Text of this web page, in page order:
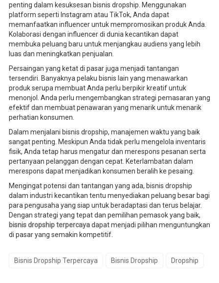
penting dalam kesuksesan bisnis dropship. Menggunakan
platform seperti Instagram atau TikTok, Anda dapat
memanfaatkan influencer untuk mempromosikan produk Anda.
Kolaborasi dengan influencer di dunia kecantikan dapat
membuka peluang baru untuk menjangkau audiens yang lebih
luas dan meningkatkan penjualan.
Persaingan yang ketat di pasar juga menjadi tantangan
tersendiri. Banyaknya pelaku bisnis lain yang menawarkan
produk serupa membuat Anda perlu berpikir kreatif untuk
menonjol. Anda perlu mengembangkan strategi pemasaran yang
efektif dan membuat penawaran yang menarik untuk menarik
perhatian konsumen.
Dalam menjalani bisnis dropship, manajemen waktu yang baik
sangat penting. Meskipun Anda tidak perlu mengelola inventaris
fisik, Anda tetap harus mengatur dan merespons pesanan serta
pertanyaan pelanggan dengan cepat. Keterlambatan dalam
merespons dapat menjadikan konsumen beralih ke pesaing.
Mengingat potensi dan tantangan yang ada, bisnis dropship
dalam industri kecantikan tentu menyediakan peluang besar bagi
para pengusaha yang siap untuk beradaptasi dan terus belajar.
Dengan strategi yang tepat dan pemilihan pemasok yang baik,
bisnis dropship terpercayadapat menjadi pilihan menguntungkan
di pasar yang semakin kompetitif.
Bisnis Dropship Terpercaya Bisnis Dropship Dropship